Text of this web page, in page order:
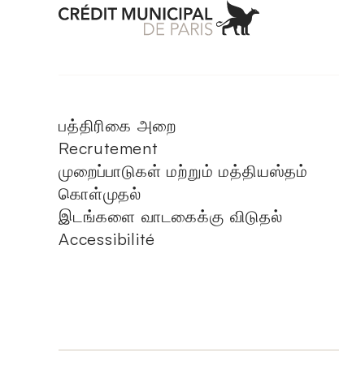
Aller à
பத்திரிகை அறை
Recrutement
முறைப்பாடுகள் மற்றும் மத்தியஸ்தம்
கொள்முதல்
இடங்களை வாடகைக்கு விடுதல்
Accessibilité